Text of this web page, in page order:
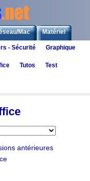
Mac Matériel
- Sécurité Graphique
Tutos Test
antérieures